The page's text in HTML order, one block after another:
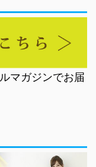
マガジンでお届